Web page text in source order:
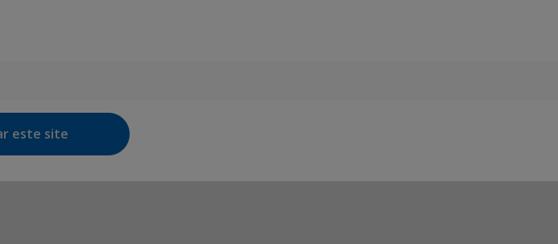
este site